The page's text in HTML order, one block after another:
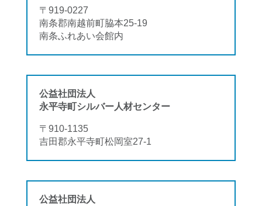
〒919-0227
南条郡南越前町脇本25-19
南条ふれあい会館内
公益社団法人
永平寺町シルバー人材センター
〒910-1135
吉田郡永平寺町松岡室27-1
公益社団法人